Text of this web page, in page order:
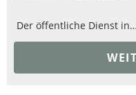
Der öffentliche Dienst in…